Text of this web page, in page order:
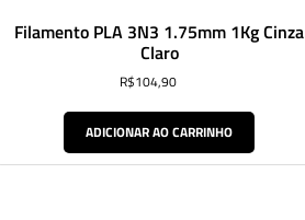
Filamento PLA 3N3 1.75mm 1Kg Cinza
Claro
R$104,90
ADICIONAR AO CARRINHO